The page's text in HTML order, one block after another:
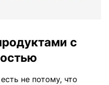
с
не потому, что